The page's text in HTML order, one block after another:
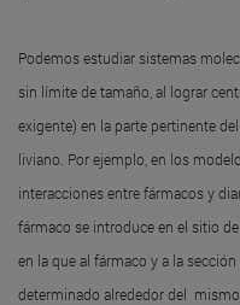
Podemos estudiar sistemas
sin límite de tamaño, al lograr
exigente) en la parte pertinente
liviano. Por ejemplo, en los
interacciones entre fármacos y
fármaco se introduce en el sitio
en la que al fármaco y a la
determinado alrededor del